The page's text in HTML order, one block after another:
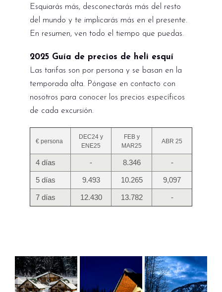
Esquiarás más, desconectarás más del resto
del mundo y te implicarás más en el presente.
En resumen, ven todo el tiempo que puedas.
2025 Guía de precios de heli esquí
Las tarifas son por persona y se basan en la
temporada alta. Póngase en contacto con
nosotros para conocer los precios específicos
de cada excursión.
€ persona
DEC24 y
ENE25
FEB y
MAR25
ABR 25
4 días - 8.346 -
5 días 9.493 10.265 9,097
7 días 12.430 13.782 -